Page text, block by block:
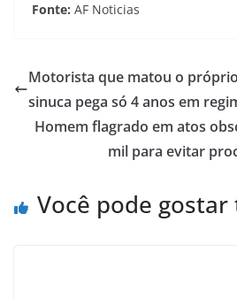
Fonte: AF Noticias
Motorista que matou o
sinuca pega só 4 anos em
Homem flagrado em atos
mil para evitar
Você pode